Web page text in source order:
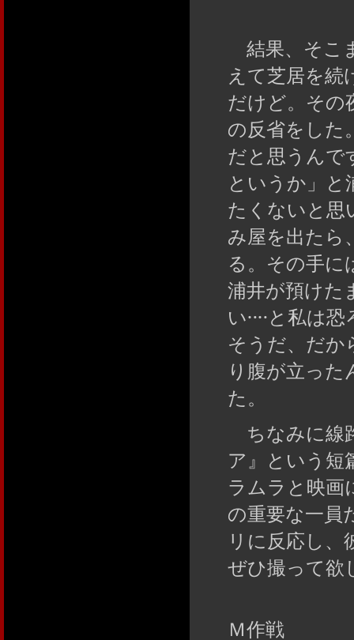
結果、そこ
えて芝居を続
だけど。その
の反省をした
だと思うんで
というか」
たくないと思
み屋を出たら
る。その手に
浦井が預けた
い‥‥と私は
そうだ、だか
り腹が立っ
た。
ちなみに線
ア』という短
ラムラと映画
の重要な一員
リに反応し
ぜひ撮って欲
Ｍ作戦